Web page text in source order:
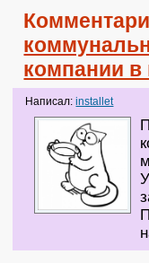
компании в
Написал:installet